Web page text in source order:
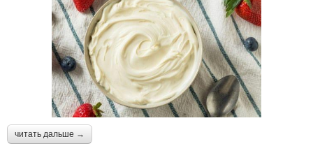
читать дальше →